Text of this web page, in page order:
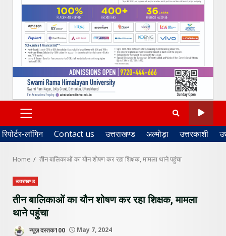
PRIMARY
MENU
रिपोर्टर-लॉगिन Contact us उत्तराखण्ड अल्मोड़ा उत्तरकाशी
Home तीन बालिकाओं का यौन शोषण कर रहा शिक्षक, मामला थाने पहुंचा
उत्तराखण्ड
तीन बालिकाओं का यौन शोषण कर रहा शिक्षक, मामला
थाने पहुंचा
न्यूज़ दस्तक100 May 7, 2024